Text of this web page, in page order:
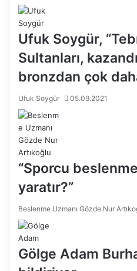
Ufuk Soygür,
Sultanları,
bronzdan çok
Ufuk Soygür 05.09.2021
“Sporcu
yaratır?”
Beslenme Uzmanı Gözde Nur
Gölge Adam